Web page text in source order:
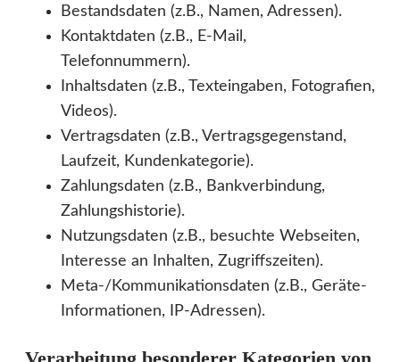
Bestandsdaten (z.B., Namen, Adressen).
Kontaktdaten (z.B., E-Mail,
Telefonnummern).
Inhaltsdaten (z.B., Texteingaben, Fotografien,
Videos).
Vertragsdaten (z.B., Vertragsgegenstand,
Laufzeit, Kundenkategorie).
Zahlungsdaten (z.B., Bankverbindung,
Zahlungshistorie).
Nutzungsdaten (z.B., besuchte Webseiten,
Interesse an Inhalten, Zugriffszeiten).
Meta-/Kommunikationsdaten (z.B., Geräte-
Informationen, IP-Adressen).